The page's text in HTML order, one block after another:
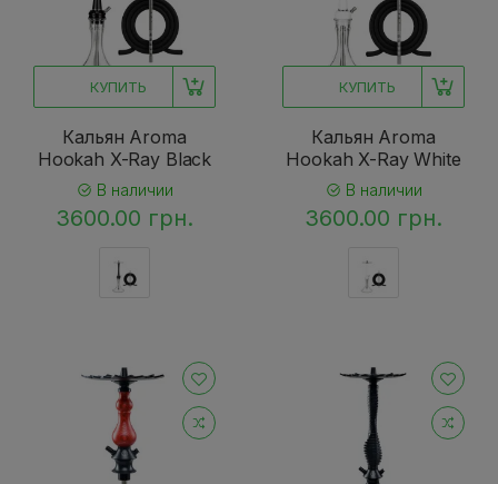
КУПИТЬ
Кальян Aroma
Hookah X-Ray Black
В наличии
3600.00 грн.
КУПИТЬ
Кальян Aroma
Hookah X-Ray White
В наличии
3600.00 грн.